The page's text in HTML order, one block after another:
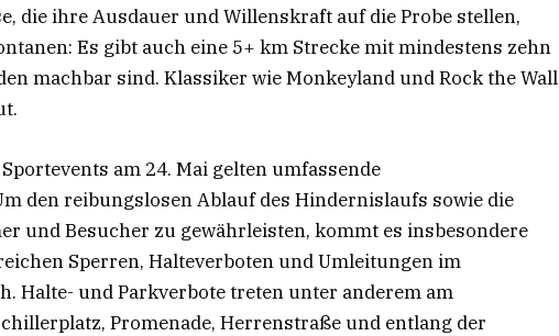
die ihre Ausdauer und Willenskraft auf die Probe stellen,
Es gibt auch eine 5+ km Strecke mit mindestens zehn
machbar sind. Klassiker wie Monkeyland und Rock the Wall
am 24. Mai gelten umfassende
den reibungslosen Ablauf des Hindernislaufs sowie die
und Besucher zu gewährleisten, kommt es insbesondere
Sperren, Halteverboten und Umleitungen im
Halte- und Parkverbote treten unter anderem am
Promenade, Herrenstraße und entlang der